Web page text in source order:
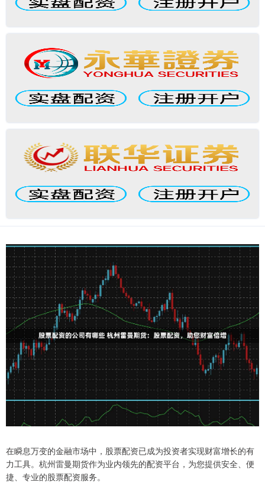
在瞬息万变的金融市场中，股票配资已成为投资者实现财富增长的有
力工具。杭州雷曼期货作为业内领先的配资平台，为您提供安全、便
捷、专业的股票配资服务。